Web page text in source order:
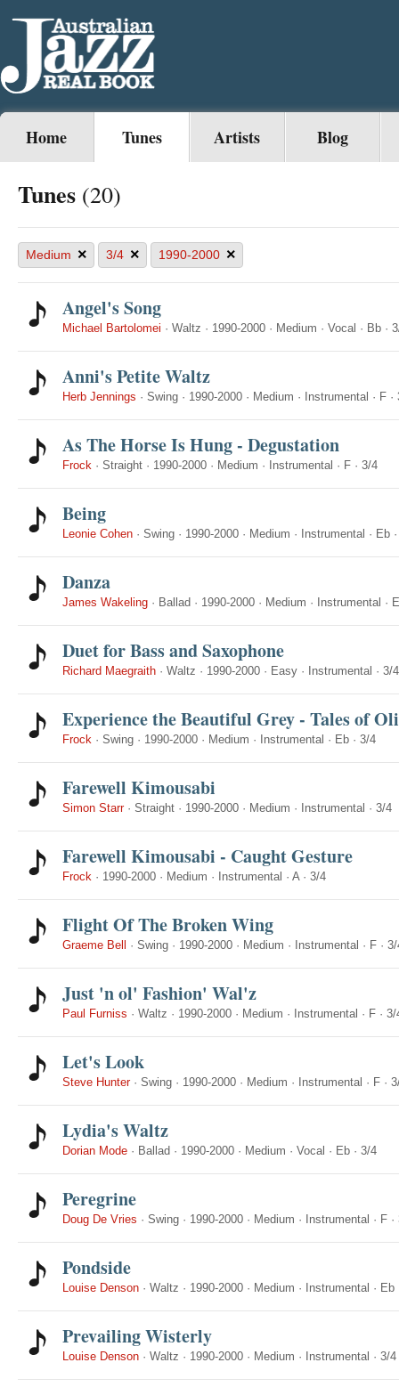
Home Tunes Artists Blog
Tunes (20)
Medium × 3/4 × 1990-2000 ×
Angel's Song
Michael Bartolomei · Waltz · 1990-2000 · Medium · Vocal · Bb ·
Anni's Petite Waltz
Herb Jennings · Swing · 1990-2000 · Medium · Instrumental · F ·
As The Horse Is Hung - Degustation
Frock · Straight · 1990-2000 · Medium · Instrumental · F · 3/4
Being
Leonie Cohen · Swing · 1990-2000 · Medium · Instrumental · Eb
Danza
James Wakeling · Ballad · 1990-2000 · Medium · Instrumental · E
Duet for Bass and Saxophone
Richard Maegraith · Waltz · 1990-2000 · Easy · Instrumental · 3/4
Experience the Beautiful Grey - Tales of
Frock · Swing · 1990-2000 · Medium · Instrumental · Eb · 3/4
Farewell Kimousabi
Simon Starr· Straight · 1990-2000 · Medium · Instrumental · 3/4
Farewell Kimousabi - Caught Gesture
Frock · 1990-2000 · Medium · Instrumental · A· 3/4
Flight Of The Broken Wing
Graeme Bell · Swing · 1990-2000 · Medium · Instrumental · F · 3/
Just 'n ol' Fashion' Wal'z
Paul Furniss · Waltz · 1990-2000 · Medium · Instrumental · F · 3/
Let's Look
Steve Hunter· Swing · 1990-2000 · Medium · Instrumental · F ·
Lydia's Waltz
Dorian Mode · Ballad · 1990-2000 · Medium · Vocal · Eb · 3/4
Peregrine
Doug De Vries · Swing · 1990-2000 · Medium · Instrumental · F ·
Pondside
Louise Denson · Waltz · 1990-2000 · Medium · Instrumental · Eb
Prevailing Wisterly
Louise Denson · Waltz · 1990-2000 · Medium · Instrumental · 3/4